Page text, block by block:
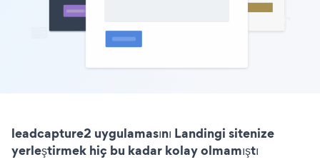
leadcapture2 uygulamasını Landingi sitenize
yerleştirmek hiç bu kadar kolay olmamıştı